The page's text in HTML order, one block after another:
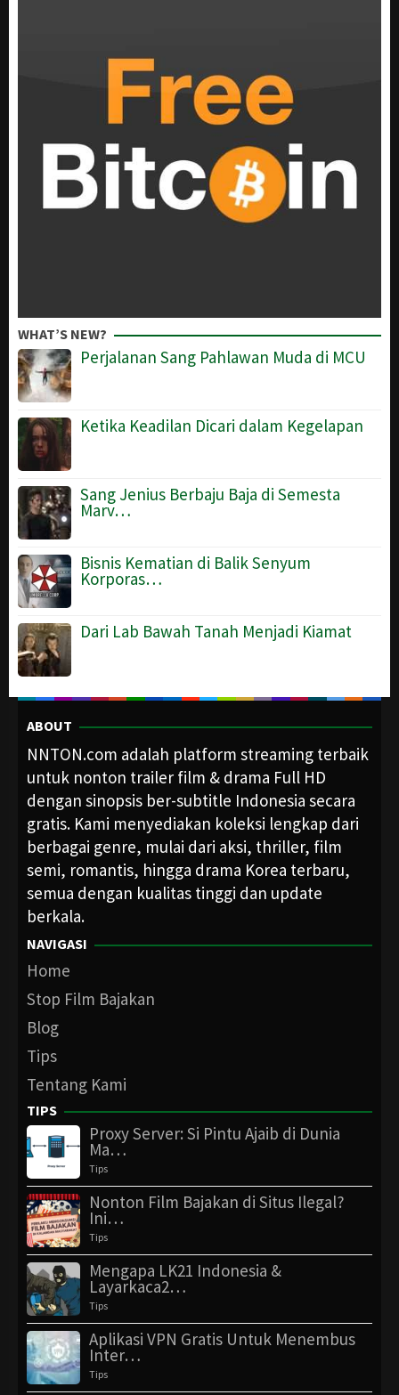
WHAT’S NEW?
Perjalanan Sang Pahlawan Muda di MCU
Ketika Keadilan Dicari dalam Kegelapan
Sang Jenius Berbaju Baja di Semesta
Marv…
Bisnis Kematian di Balik Senyum
Korporas…
Dari Lab Bawah Tanah Menjadi Kiamat
ABOUT
NNTON.com adalah platform streaming terbaik
untuk nonton trailer film & drama Full HD
dengan sinopsis ber-subtitle Indonesia secara
gratis. Kami menyediakan koleksi lengkap dari
berbagai genre, mulai dari aksi, thriller, film
semi, romantis, hingga drama Korea terbaru,
semua dengan kualitas tinggi dan update
berkala.
NAVIGASI
Home
Stop Film Bajakan
Blog
Tips
Tentang Kami
TIPS
Proxy Server: Si Pintu Ajaib di Dunia
Ma…
Tips
Nonton Film Bajakan di Situs Ilegal?
Ini…
Tips
Mengapa LK21 Indonesia &
Layarkaca2…
Tips
Aplikasi VPN Gratis Untuk Menembus
Inter…
Tips